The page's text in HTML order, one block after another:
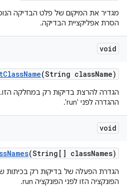
מגדיר את המיקום של פלט הבדיקה
הסרת אפליקציית הבדיקה.
void
ClassName(String className)
הגדרה להרצת בדיקות רק במחלקה
ההגדרה לפני 'run'.
void
Names(String[] classNames)
הגדרת הפעלה של בדיקות רק בכיתות
הפונקציה הזו לפני הפונקציה run.